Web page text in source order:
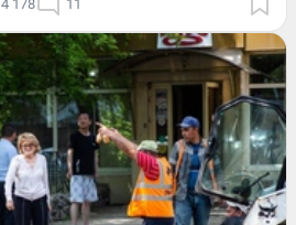
4 178 11